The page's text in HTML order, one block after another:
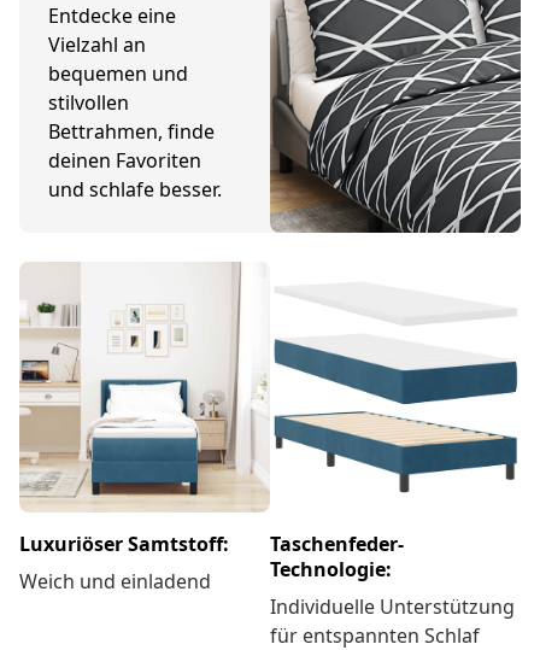
Entdecke eine
Vielzahl an
bequemen und
stilvollen
Bettrahmen, finde
deinen Favoriten
und schlafe besser.
Luxuriöser Samtstoff:
Weich und einladend
Taschenfeder-
Technologie:
Individuelle Unterstützung
für entspannten Schlaf